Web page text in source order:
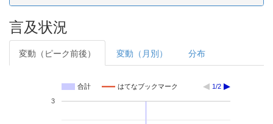
言及状況
変動（ピーク前後） 変動（月別） 分布
合計 はてなブックマーク 1/2
3